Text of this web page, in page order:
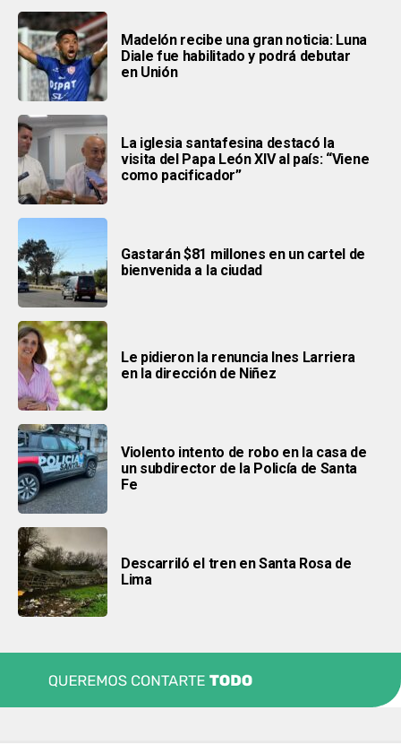
Madelón recibe una gran noticia: Luna
Diale fue habilitado y podrá debutar
en Unión
La iglesia santafesina destacó la
visita del Papa León XIV al país: “Viene
como pacificador”
Gastarán $81 millones en un cartel de
bienvenida a la ciudad
Le pidieron la renuncia Ines Larriera
en la dirección de Niñez
Violento intento de robo en la casa de
un subdirector de la Policía de Santa
Fe
Descarriló el tren en Santa Rosa de
Lima